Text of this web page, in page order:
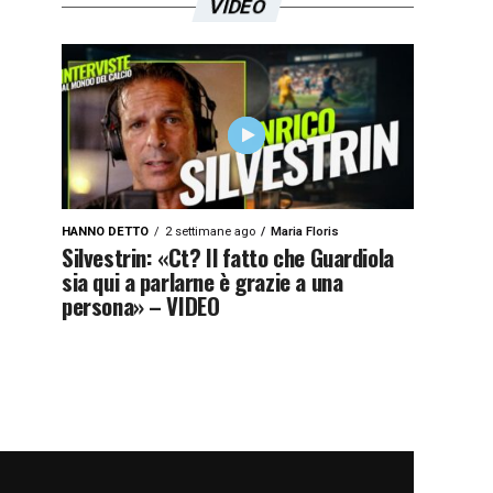
VIDEO
HANNO DETTO 2 settimane ago Maria Floris
Silvestrin: «Ct? Il fatto che Guardiola
sia qui a parlarne è grazie a una
persona» – VIDEO